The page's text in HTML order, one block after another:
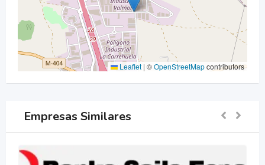
Leaflet | ©OpenStreetMapcontributors
Empresas Similares